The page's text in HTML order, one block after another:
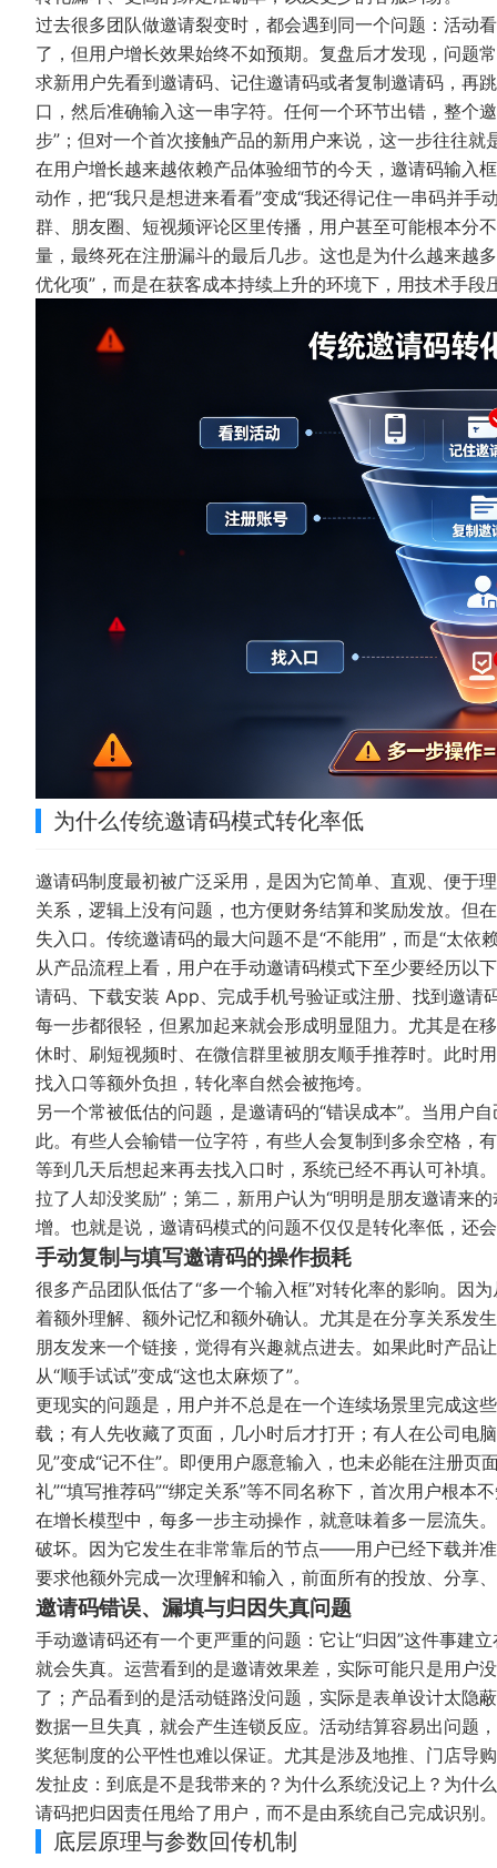
过去很多团队做邀请裂变时，都会遇到同一个问题：活动
了，但用户增长效果始终不如预期。复盘后才发现，问题
求新用户先看到邀请码、记住邀请码或者复制邀请码，再
口，然后准确输入这一串字符。任何一个环节出错，整个
步”；但对一个首次接触产品的新用户来说，这一步往往就
在用户增长越来越依赖产品体验细节的今天，邀请码输入
动作，把“我只是想进来看看”变成“我还得记住一串码并
群、朋友圈、短视频评论区里传播，用户甚至可能根本分
量，最终死在注册漏斗的最后几步。这也是为什么越来越
优化项”，而是在获客成本持续上升的环境下，用技术手
为什么传统邀请码模式转化率低
邀请码制度最初被广泛采用，是因为它简单、直观、便于
关系，逻辑上没有问题，也方便财务结算和奖励发放。但
失入口。传统邀请码的最大问题不是“不能用”，而是“太依
从产品流程上看，用户在手动邀请码模式下至少要经历以
请码、下载安装 App、完成手机号验证或注册、找到邀请
每一步都很轻，但累加起来就会形成明显阻力。尤其是在
休时、刷短视频时、在微信群里被朋友顺手推荐时。此时
找入口等额外负担，转化率自然会被拖垮。
另一个常被低估的问题，是邀请码的“错误成本”。当用户
此。有些人会输错一位字符，有些人会复制到多余空格，
等到几天后想起来再去找入口时，系统已经不再认可补填
拉了人却没奖励”；第二，新用户认为“明明是朋友邀请来
增。也就是说，邀请码模式的问题不仅仅是转化率低，还
手动复制与填写邀请码的操作损耗
很多产品团队低估了“多一个输入框”对转化率的影响。因
着额外理解、额外记忆和额外确认。尤其是在分享关系发
朋友发来一个链接，觉得有兴趣就点进去。如果此时产品
从“顺手试试”变成“这也太麻烦了”。
更现实的问题是，用户并不总是在一个连续场景里完成这
载；有人先收藏了页面，几小时后才打开；有人在公司电
见”变成“记不住”。即便用户愿意输入，也未必能在注册
礼”“填写推荐码”“绑定关系”等不同名称下，首次用户根本
在增长模型中，每多一步主动操作，就意味着多一层流失
破坏。因为它发生在非常靠后的节点——用户已经下载并
要求他额外完成一次理解和输入，前面所有的投放、分享
邀请码错误、漏填与归因失真问题
手动邀请码还有一个更严重的问题：它让“归因”这件事建
就会失真。运营看到的是邀请效果差，实际可能只是用户
了；产品看到的是活动链路没问题，实际是表单设计太隐
数据一旦失真，就会产生连锁反应。活动结算容易出问题
奖惩制度的公平性也难以保证。尤其是涉及地推、门店导
发扯皮：到底是不是我带来的？为什么系统没记上？为什
请码把归因责任甩给了用户，而不是由系统自己完成识别。
底层原理与参数回传机制